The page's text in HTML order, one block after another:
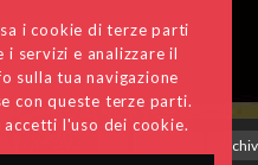
i cookie di terze parti
i servizi e analizzare il
sulla tua navigazione
con queste terze parti.
accetti l'uso dei cookie.